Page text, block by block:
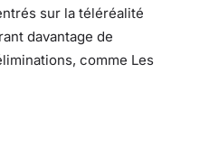
sur la téléréalité
davantage de
comme Les